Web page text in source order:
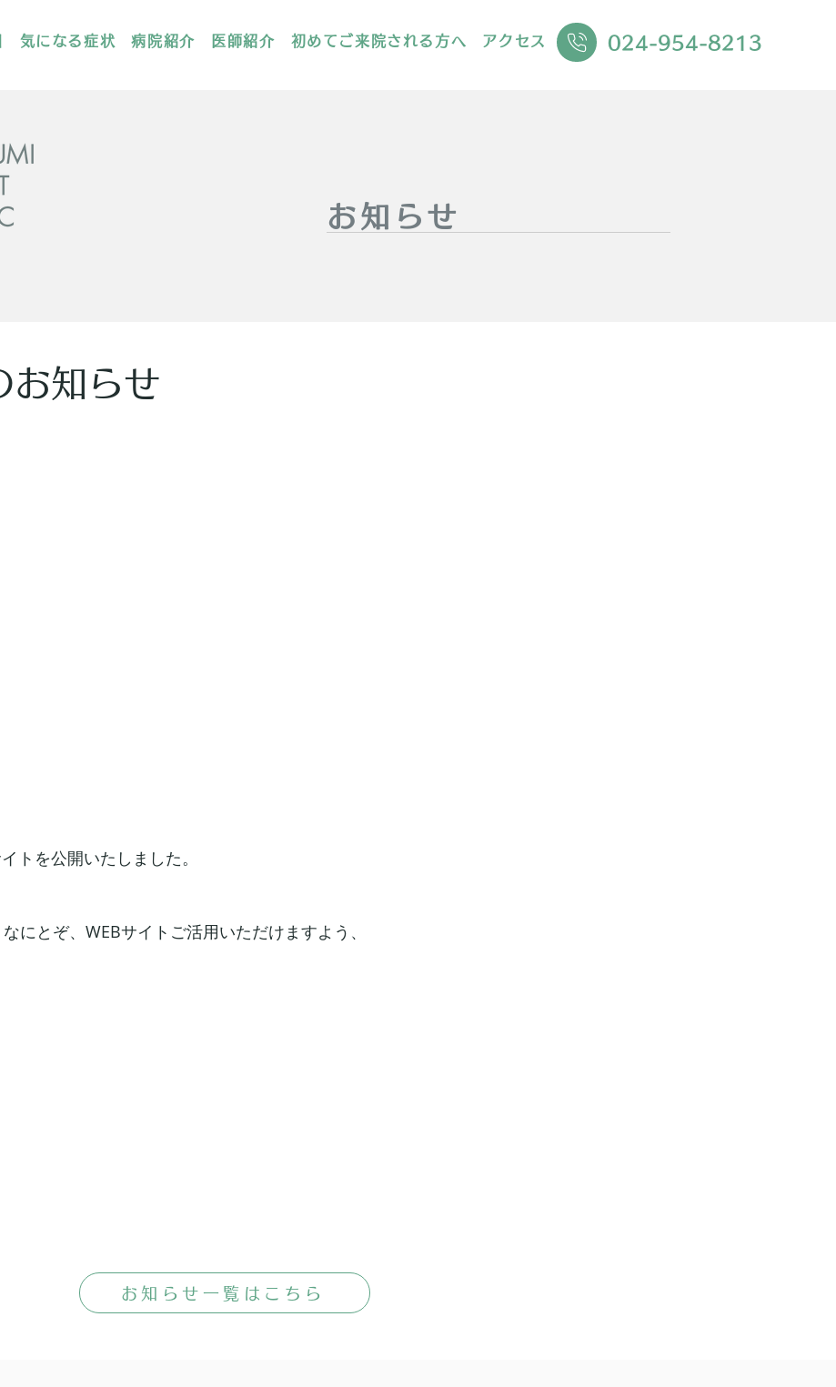
気になる症状 病院紹介 医師紹介 初めてご来院される方へ アクセス 024-954-8213
お知らせ
お知らせ
トを公開いたしました。
にとぞ、WEBサイトご活用いただけますよう、
お知らせ一覧はこちら